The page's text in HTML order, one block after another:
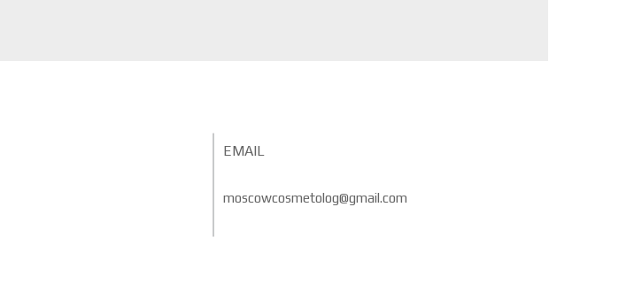
EMAIL
moscowcosmetolog@gmail.com